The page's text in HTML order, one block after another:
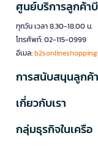
ศูนย์บริการลูกค้า
ทุกวัน เวลา 8.30-18.00 น.
โทรศัพท์: 02-115-0999
อีเมล:
การสนับสนุนลูกค้า
เกี่ยวกับเรา
กลุ่มธุรกิจในเครือ